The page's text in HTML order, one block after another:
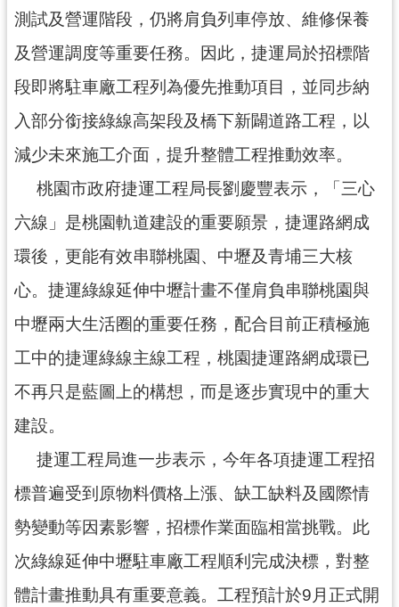
們
訊
公
告
業
務
訊
工
程
進
度
廉
政
平
臺
資
公
開
機
測試及營運階段，仍將肩負列車停放、維修保養
及營運調度等重要任務。因此，捷運局於招標階
段即將駐車廠工程列為優先推動項目，並同步納
入部分銜接綠線高架段及橋下新闢道路工程，以
減少未來施工介面，提升整體工程推動效率。
桃園市政府捷運工程局長劉慶豐表示，「三心
六線」是桃園軌道建設的重要願景，捷運路網成
環後，更能有效串聯桃園、中壢及青埔三大核
心。捷運綠線延伸中壢計畫不僅肩負串聯桃園與
中壢兩大生活圈的重要任務，配合目前正積極施
工中的捷運綠線主線工程，桃園捷運路網成環已
不再只是藍圖上的構想，而是逐步實現中的重大
建設。
捷運工程局進一步表示，今年各項捷運工程招
標普遍受到原物料價格上漲、缺工缺料及國際情
勢變動等因素影響，招標作業面臨相當挑戰。此
次綠線延伸中壢駐車廠工程順利完成決標，對整
體計畫推動具有重要意義。工程預計於9月正式開